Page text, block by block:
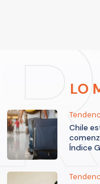
LO
Chile
Índice